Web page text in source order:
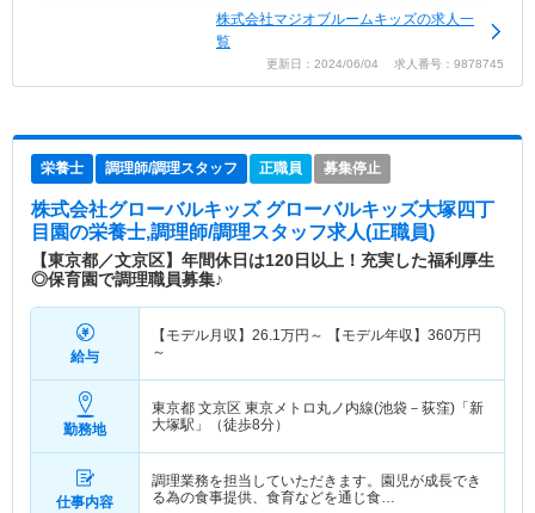
株式会社マジオブルームキッズの求人一
覧
更新日：2024/06/04 求人番号：9878745
栄養士 調理師/調理スタッフ 正職員 募集停止
株式会社グローバルキッズ グローバルキッズ大塚四丁
目園の栄養士,調理師/調理スタッフ求人(正職員)
【東京都／文京区】年間休日は120日以上！充実した福利厚生
◎保育園で調理職員募集♪
給与
【モデル月収】 26.1万円～ 【モデル年収】 360万円
～
勤務地
東京都 文京区 東京メトロ丸ノ内線(池袋－荻窪)「新
大塚駅」（徒歩8分）
仕事内容
調理業務を担当していただきます。園児が成長でき
る為の食事提供、食育などを通じ食…